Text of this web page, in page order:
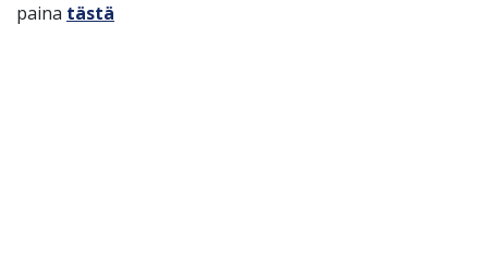
paina tästä